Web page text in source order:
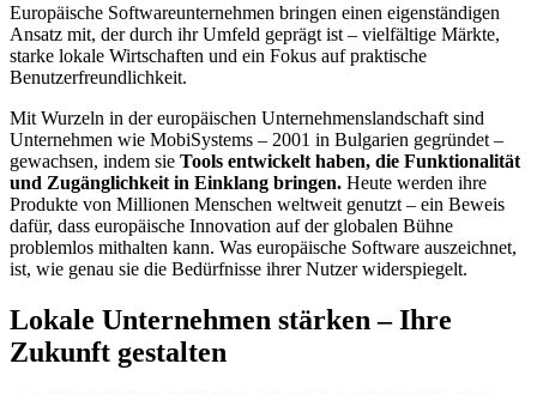
Europäische Softwareunternehmen bringen einen eigenständigen
Ansatz mit, der durch ihr Umfeld geprägt ist – vielfältige Märkte,
starke lokale Wirtschaften und ein Fokus auf praktische
Benutzerfreundlichkeit.
Mit Wurzeln in der europäischen Unternehmenslandschaft sind
Unternehmen wie MobiSystems – 2001 in Bulgarien gegründet –
gewachsen, indem sie Tools entwickelt haben, die Funktionalität
und Zugänglichkeit in Einklang bringen. Heute werden ihre
Produkte von Millionen Menschen weltweit genutzt – ein Beweis
dafür, dass europäische Innovation auf der globalen Bühne
problemlos mithalten kann. Was europäische Software auszeichnet,
ist, wie genau sie die Bedürfnisse ihrer Nutzer widerspiegelt.
Lokale Unternehmen stärken – Ihre
Zukunft gestalten